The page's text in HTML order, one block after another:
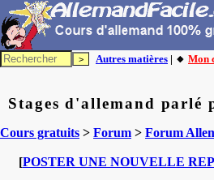
Autres matières | 🔸 Mon
Stages d'allemand parlé
Cours gratuits > Forum > Forum
[POSTER UNE NOUVELLE